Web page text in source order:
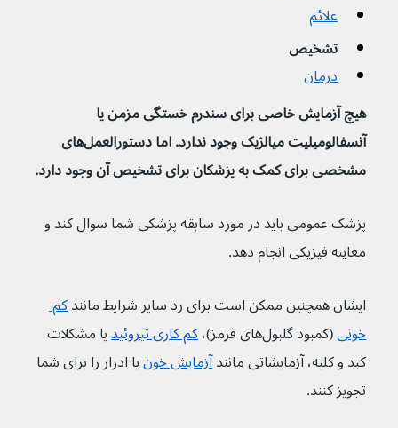
علائم
تشخیص
درمان
هیچ آزمایش خاصی برای سندرم خستگی مزمن یا
آنسفالومیلیت میالژیک وجود ندارد.
اما دستورالعمل‌های
مشخصی برای کمک به پزشکان برای تشخیص آن وجود دارد.
پزشک عمومی باید در مورد سابقه پزشکی شما سوال کند و
معاینه فیزیکی انجام دهد.
ایشان همچنین ممکن است برای رد سایر شرایط مانند کم
خونی (کمبود گلبول‌های قرمز)، کم کاری تیروئید یا مشکلات
کبد و کلیه، آزمایشاتی مانند آزمایش خون یا ادرار را برای شما
تجویز کنند.